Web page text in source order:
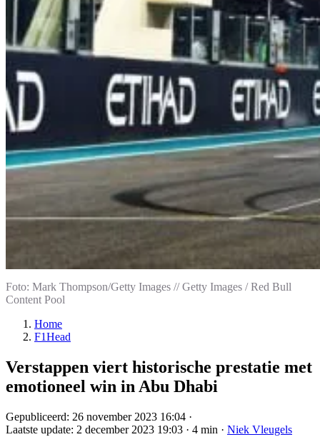
Foto: Mark Thompson/Getty Images // Getty Images / Red Bull
Content Pool
Home
F1Head
Verstappen viert historische prestatie met
emotioneel win in Abu Dhabi
Gepubliceerd: 26 november 2023 16:04 ·
Laatste update: 2 december 2023 19:03 · 4 min · Niek Vleugels